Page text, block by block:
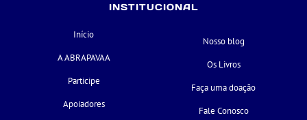
INSTITUCIONAL
Início
A ABRAPAVAA
Participe
Apoiadores
Nosso blog
Os Livros
Faça uma doação
Fale Conosco